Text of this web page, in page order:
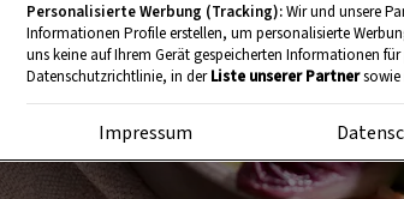
Personalisierte Werbung (Tracking):Wir und unsere
Informationen Profile erstellen, um personalisierte
uns keine auf Ihrem Gerät gespeicherten Informationen
Datenschutzrichtlinie, in derListe unserer Partnersowie
Impressum